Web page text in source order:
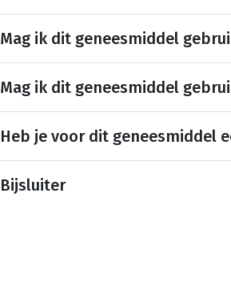
Mag ik dit geneesmiddel
Mag ik dit geneesmiddel
Heb je voor dit geneesmiddel
Bijsluiter